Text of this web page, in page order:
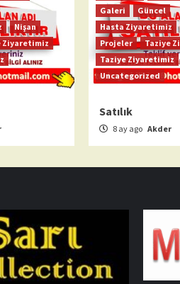
Nişan
Ziyaretimiz
Galeri
Güncel
Hasta Ziyaretimiz
Projeler
Taziye
Taziye Ziyaretimiz
Uncategorized
Satılık
8 ay ago Akder